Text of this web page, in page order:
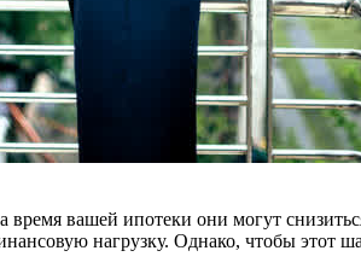
вашей ипотеки они могут
нагрузку. Однако, чтобы этот